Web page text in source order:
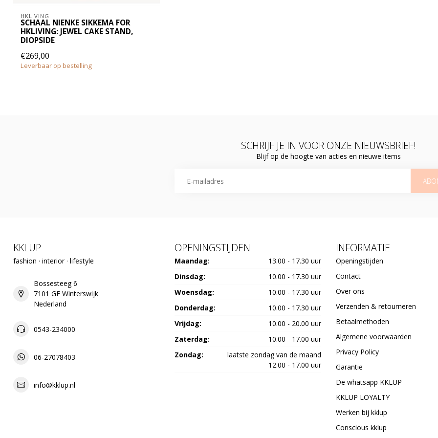
HKLIVING
SCHAAL NIENKE SIKKEMA FOR
HKLIVING: JEWEL CAKE STAND,
DIOPSIDE
€269,00
Leverbaar op bestelling
SCHRIJF JE IN VOOR ONZE NIEUWSBRIEF!
Blijf op de hoogte van acties en nieuwe items
KKLUP
fashion · interior · lifestyle
Bossesteeg 6
7101 GE Winterswijk
Nederland
0543-234000
06-27078403
info@kklup.nl
OPENINGSTIJDEN
Maandag:
13.00 - 17.30 uur
Dinsdag:
10.00 - 17.30 uur
Woensdag:
10.00 - 17.30 uur
Donderdag:
10.00 - 17.30 uur
Vrijdag:
10.00 - 20.00 uur
Zaterdag:
10.00 - 17.00 uur
Zondag:
laatste zondag van de maand
12.00 - 17.00 uur
INFORMATIE
Openingstijden
Contact
Over ons
Verzenden & retourneren
Betaalmethoden
Algemene voorwaarden
Privacy Policy
Garantie
De whatsapp KKLUP
KKLUP LOYALTY
Werken bij kklup
Conscious kklup